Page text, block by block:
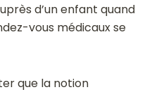
d’un enfant quand
vous médicaux se
que la notion